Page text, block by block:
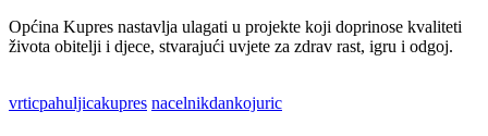
Općina Kupres nastavlja ulagati u projekte koji doprinose kvaliteti
života obitelji i djece, stvarajući uvjete za zdrav rast, igru i odgoj.
vrticpahuljicakupres nacelnikdankojuric